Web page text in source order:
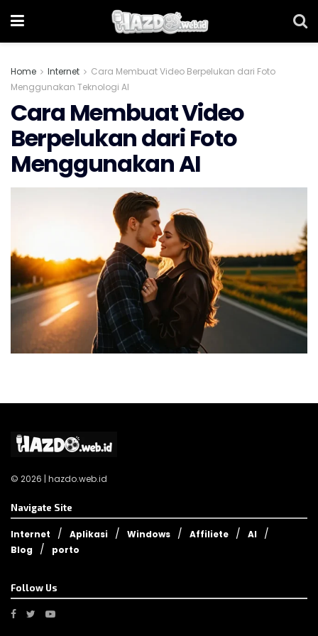
Home Internet
Cara Membuat Video Berpelukan dari Foto
Menggunakan Teknologi AI
Cara Membuat Video
Berpelukan dari Foto
Menggunakan AI
© 2026 | hazdo.web.id
Navigate Site
Internet Aplikasi Windows Affiliete
AI
Blog
porto
Follow Us